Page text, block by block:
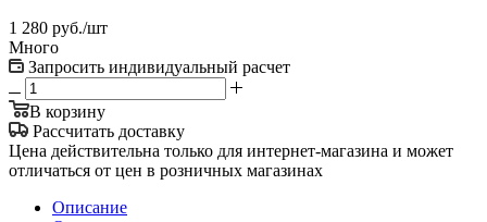
1 280 руб./шт
Много
Запросить индивидуальный расчет
В корзину
Рассчитать доставку
Цена действительна только для интернет-магазина и может
отличаться от цен в розничных магазинах
Описание